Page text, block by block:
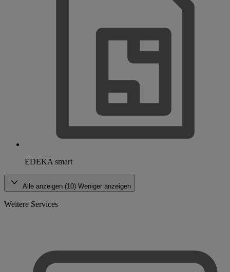
EDEKA smart
Alle anzeigen (10) Weniger anzeigen
Weitere Services